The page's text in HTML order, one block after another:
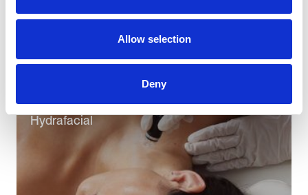
Allow selection
Deny
Hydrafacial